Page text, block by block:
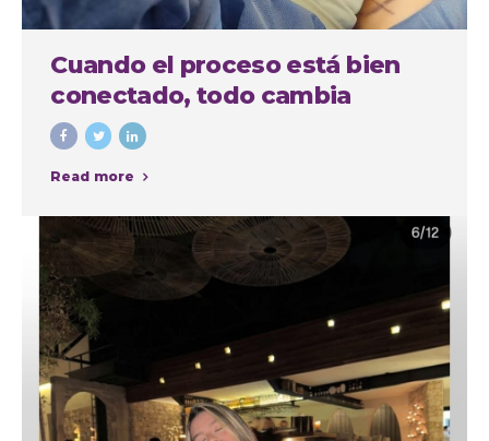
Cuando el proceso está bien
conectado, todo cambia
Read more